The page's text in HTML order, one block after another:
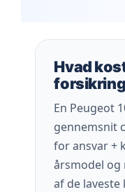
Hvad
En Peugeot
gennemsnit
for ansvar +
årsmodel
af de